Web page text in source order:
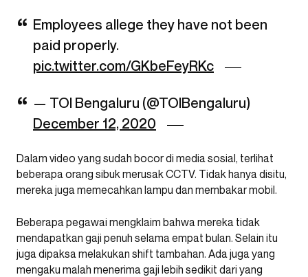
Employees allege they have not been
paid properly.
pic.twitter.com/GKbeFeyRKc
— TOI Bengaluru (@TOIBengaluru)
December 12, 2020
Dalam video yang sudah bocor di media sosial, terlihat
beberapa orang sibuk merusak CCTV. Tidak hanya disitu,
mereka juga memecahkan lampu dan membakar mobil.
Beberapa pegawai mengklaim bahwa mereka tidak
mendapatkan gaji penuh selama empat bulan. Selain itu
juga dipaksa melakukan shift tambahan. Ada juga yang
mengaku malah menerima gaji lebih sedikit dari yang